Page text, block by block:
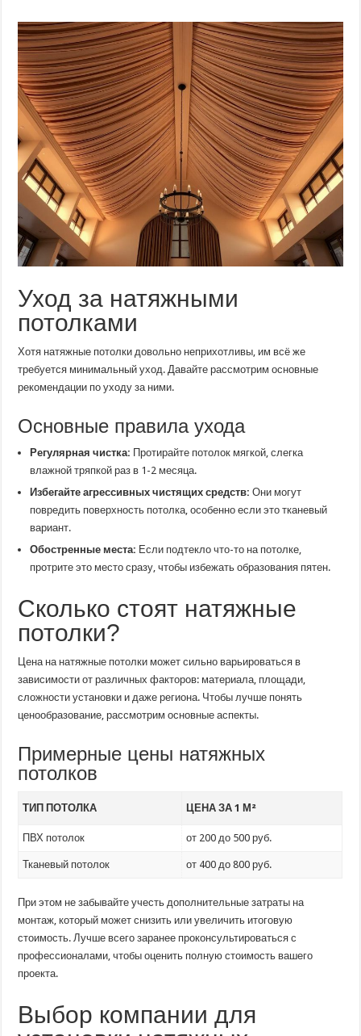
Уход за натяжными
потолками
Хотя натяжные потолки довольно неприхотливы, им всё же
требуется минимальный уход. Давайте рассмотрим основные
рекомендации по уходу за ними.
Основные правила ухода
Регулярная чистка: Протирайте потолок мягкой, слегка
влажной тряпкой раз в 1-2 месяца.
Избегайте агрессивных чистящих средств: Они могут
повредить поверхность потолка, особенно если это тканевый
вариант.
Обостренные места: Если подтекло что-то на потолке,
протрите это место сразу, чтобы избежать образования пятен.
Сколько стоят натяжные
потолки?
Цена на натяжные потолки может сильно варьироваться в
зависимости от различных факторов: материала, площади,
сложности установки и даже региона. Чтобы лучше понять
ценообразование, рассмотрим основные аспекты.
Примерные цены натяжных
потолков
ТИП ПОТОЛКА ЦЕНА ЗА 1 М²
ПВХ потолок от 200 до 500 руб.
Тканевый потолок от 400 до 800 руб.
При этом не забывайте учесть дополнительные затраты на
монтаж, который может снизить или увеличить итоговую
стоимость. Лучше всего заранее проконсультироваться с
профессионалами, чтобы оценить полную стоимость вашего
проекта.
Выбор компании для